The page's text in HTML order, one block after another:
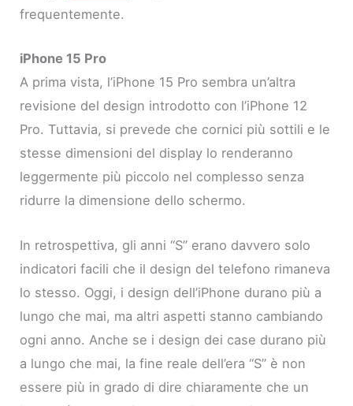
frequentemente.
iPhone 15 Pro
A prima vista, l’iPhone 15 Pro sembra un’altra
revisione del design introdotto con l’iPhone 12
Pro. Tuttavia, si prevede che cornici più sottili e le
stesse dimensioni del display lo renderanno
leggermente più piccolo nel complesso senza
ridurre la dimensione dello schermo.
In retrospettiva, gli anni “S” erano davvero solo
indicatori facili che il design del telefono rimaneva
lo stesso. Oggi, i design dell’iPhone durano più a
lungo che mai, ma altri aspetti stanno cambiando
ogni anno. Anche se i design dei case durano più
a lungo che mai, la fine reale dell’era “S” è non
essere più in grado di dire chiaramente che un